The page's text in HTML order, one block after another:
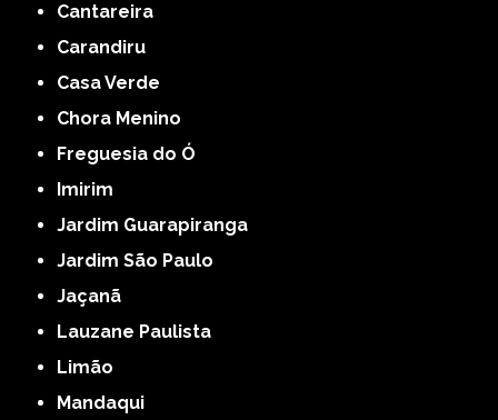
Cantareira
Carandiru
Casa Verde
Chora Menino
Freguesia do Ó
Imirim
Jardim Guarapiranga
Jardim São Paulo
Jaçanã
Lauzane Paulista
Limão
Mandaqui